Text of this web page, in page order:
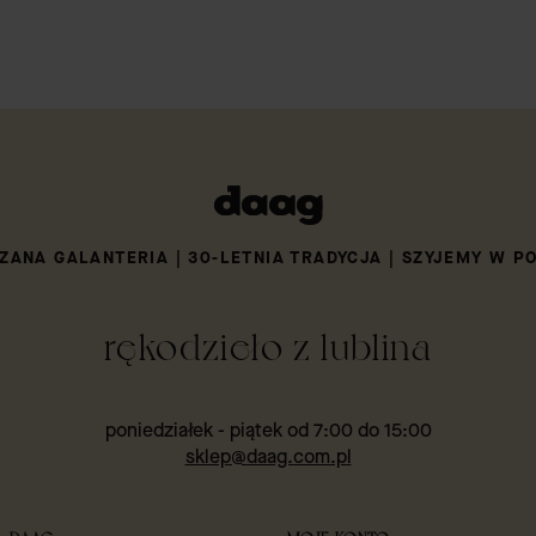
GALANTERIA | 30-LETNIA TRADYCJA | SZYJEMY W
rękodzieło z lublina
poniedziałek - piątek od 7:00 do 15:00
sklep@daag.com.pl